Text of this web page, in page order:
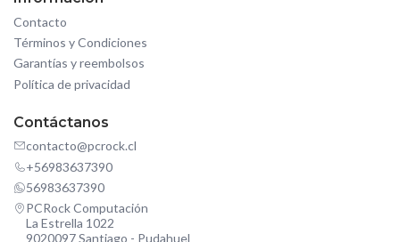
Contacto
Términos y Condiciones
Garantías y reembolsos
Política de privacidad
Contáctanos
contacto@pcrock.cl
+56983637390
56983637390
PCRock Computación
La Estrella 1022
9020097 Santiago - Pudahuel